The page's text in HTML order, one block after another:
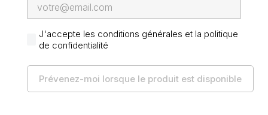
J'accepte les conditions générales et la politique
de confidentialité
Prévenez-moi lorsque le produit est disponible